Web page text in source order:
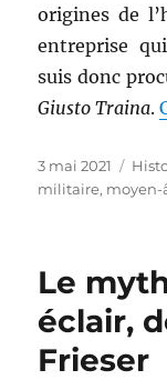
origines de
entreprise
suis donc
Giusto Traina.
Publié
le
3 mai 2021
militaire, moyen-
Le
éclair,
Frieser